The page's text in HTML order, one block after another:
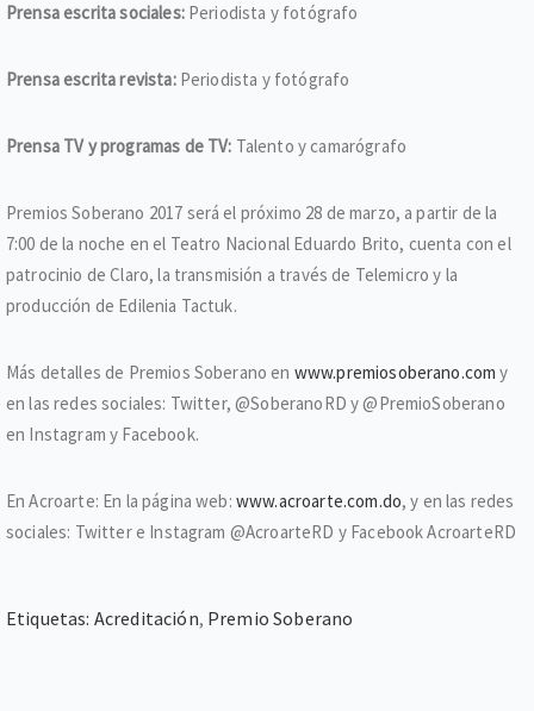
Prensa escrita sociales: Periodista y fotógrafo
Prensa escrita revista: Periodista y fotógrafo
Prensa TV y programas de TV: Talento y camarógrafo
Premios Soberano 2017 será el próximo 28 de marzo, a partir de la
7:00 de la noche en el Teatro Nacional Eduardo Brito, cuenta con el
patrocinio de Claro, la transmisión a través de Telemicro y la
producción de Edilenia Tactuk.
Más detalles de Premios Soberano en www.premiosoberano.com y
en las redes sociales: Twitter, @SoberanoRD y @PremioSoberano
en Instagram y Facebook.
En Acroarte: En la página web: www.acroarte.com.do, y en las redes
sociales: Twitter e Instagram @AcroarteRD y Facebook AcroarteRD
Etiquetas: Acreditación, Premio Soberano